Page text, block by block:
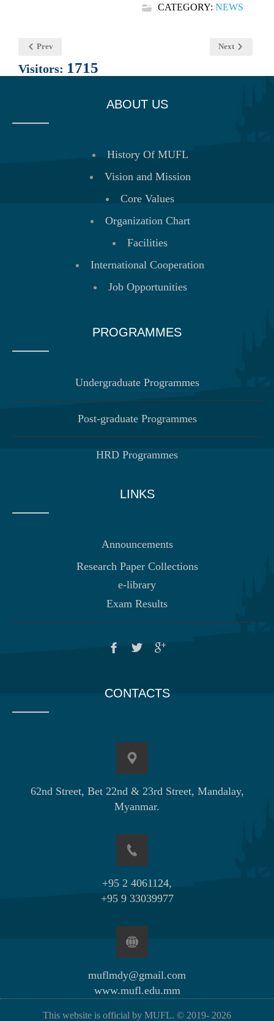
CATEGORY: NEWS
Prev Next
Visitors: 1715
ABOUT US
History Of MUFL
Vision and Mission
Core Values
Organization Chart
Facilities
International Cooperation
Job Opportunities
PROGRAMMES
Undergraduate Programmes
Post-graduate Programmes
HRD Programmes
LINKS
Announcements
Research Paper Collections
e-library
Exam Results
CONTACTS
62nd Street, Bet 22nd & 23rd Street, Mandalay,
Myanmar.
+95 2 4061124,
+95 9 33039977
muflmdy@gmail.com
www.mufl.edu.mm
This website is official by MUFL. © 2019- 2026